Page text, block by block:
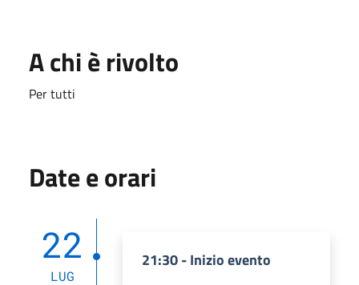
A chi è rivolto
Per tutti
Date e orari
22
LUG
21:30 - Inizio evento